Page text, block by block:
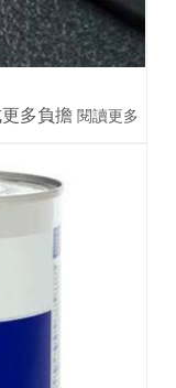
多負擔閱讀更多